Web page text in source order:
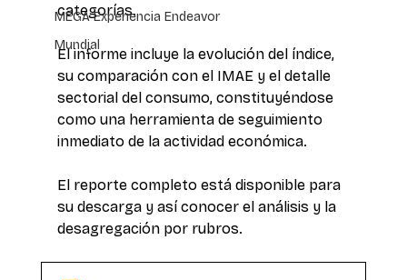
MEGA Experiencia Endeavor
Mundial
categorías.
El informe incluye la evolución del índice,
su comparación con el IMAE y el detalle
sectorial del consumo, constituyéndose
como una herramienta de seguimiento
inmediato de la actividad económica.
El reporte completo está disponible para
su descarga y así conocer el análisis y la
desagregación por rubros.